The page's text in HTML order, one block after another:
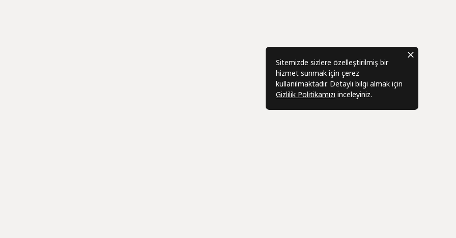
Sitemizde sizlere özelleştirilmiş bir
hizmet sunmak için çerez
kullanılmaktadır. Detaylı bilgi almak için
Gizlilik Politikamızı inceleyiniz.